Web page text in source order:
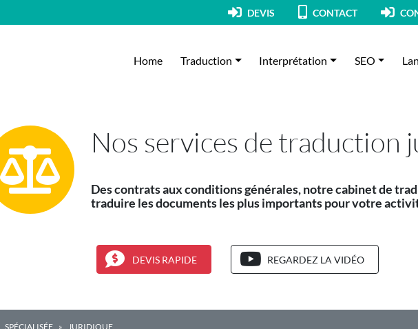
DEVIS CONTACT
Home Traduction Interprétation SEO
Nos services de traduction
Des contrats aux conditions générales, notre cabinet de
traduire les documents les plus importants pour votre
DEVIS RAPIDE REGARDEZ LA VIDÉO
SPÉCIALISÉE JURIDIQUE